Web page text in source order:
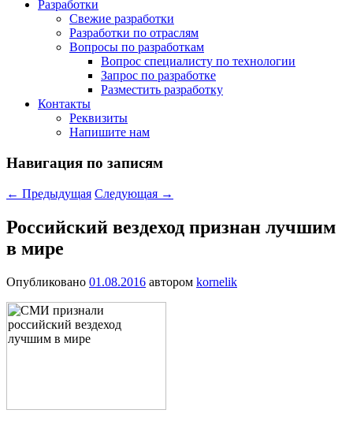
Разработки
Свежие разработки
Разработки по отраслям
Вопросы по разработкам
Вопрос специалисту по технологии
Запрос по разработке
Разместить разработку
Контакты
Реквизиты
Напишите нам
Навигация по записям
← Предыдущая Следующая →
Российский вездеход признан лучшим
в мире
Опубликовано 01.08.2016 автором kornelik